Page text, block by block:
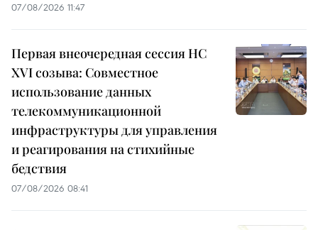
07/08/2026 11:47
Первая внеочередная сессия НС
XVI созыва: Совместное
использование данных
телекоммуникационной
инфраструктуры для управления
и реагирования на стихийные
бедствия
07/08/2026 08:41